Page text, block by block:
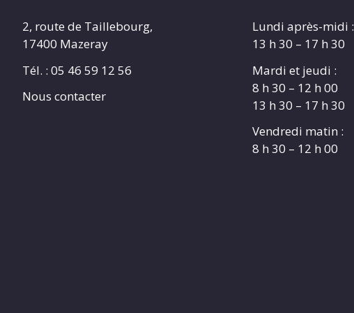
2, route de Taillebourg,
17400 Mazeray
Tél. : 05 46 59 12 56
Nous contacter
Lundi après-midi :
13 h 30 – 17 h 30
Mardi et jeudi :
8 h 30 – 12 h 00
13 h 30 – 17 h 30
Vendredi matin :
8 h 30 – 12 h 00